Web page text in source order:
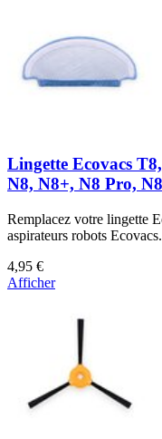
Lingette Ecovacs
N8, N8+, N8 Pro,
Remplacez votre lingette
aspirateurs robots
4,95 €
Afficher